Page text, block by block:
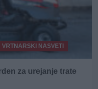
VRTNARSKI NASVETI
za urejanje trate